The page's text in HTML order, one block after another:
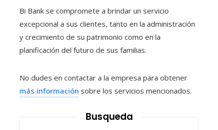
Bi Bank se compromete a brindar un servicio
excepcional a sus clientes, tanto en la administración
y crecimiento de su patrimonio como en la
planificación del futuro de sus familias.
No dudes en contactar a la empresa para obtener
más información sobre los servicios mencionados.
Busqueda